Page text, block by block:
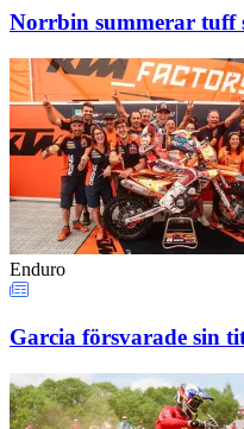
Norrbin summerar tuff
Enduro
Garcia försvarade sin